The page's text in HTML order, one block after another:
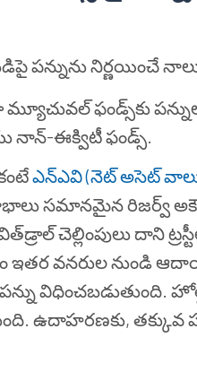
పన్నును నిర్ణయించే
మ్యూచువల్ ఫండ్స్‌కు
నాన్-ఈక్విటీ ఫండ్స్.
ఎన్ఎవి (నెట్ అసెట్
లాభాలు సమానమైన రిజర్వ్
చెల్లింపులు దాని
ఇతర వనరుల నుండి
విధించబడుతుంది.
ఉదాహరణకు, తక్కువ